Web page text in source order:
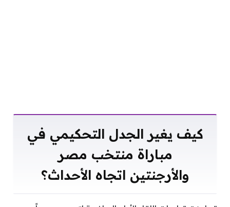
كيف يغير الجدل التحكيمي في
مباراة منتخب مصر
والأرجنتين اتجاه الأحداث؟